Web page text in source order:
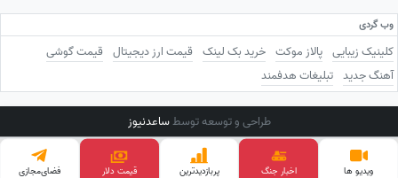
وب گردی
کلینیک زیبایی پالاز موکت خرید بک لینک قیمت ارز دیجیتال قیمت گوشی
آهنگ جدید تبلیغات هدفمند
طراحی و توسعه توسطساعدنیوز
ویدیو ها اخبار جنگ پربازدید‌ترین فضای‌مجازی